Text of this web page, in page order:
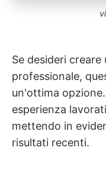
Se desideri creare
professionale,
un'ottima
esperienza
mettendo in
risultati recenti.